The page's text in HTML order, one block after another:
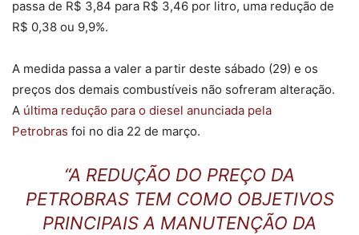
passa de R$ 3,84 para R$ 3,46 por litro, uma redução de
R$ 0,38 ou 9,9%.
A medida passa a valer a partir deste sábado (29) e os
preços dos demais combustíveis não sofreram alteração.
A última redução para o diesel anunciada pela
Petrobras foi no dia 22 de março.
“A REDUÇÃO DO PREÇO DA
PETROBRAS TEM COMO OBJETIVOS
PRINCIPAIS A MANUTENÇÃO DA